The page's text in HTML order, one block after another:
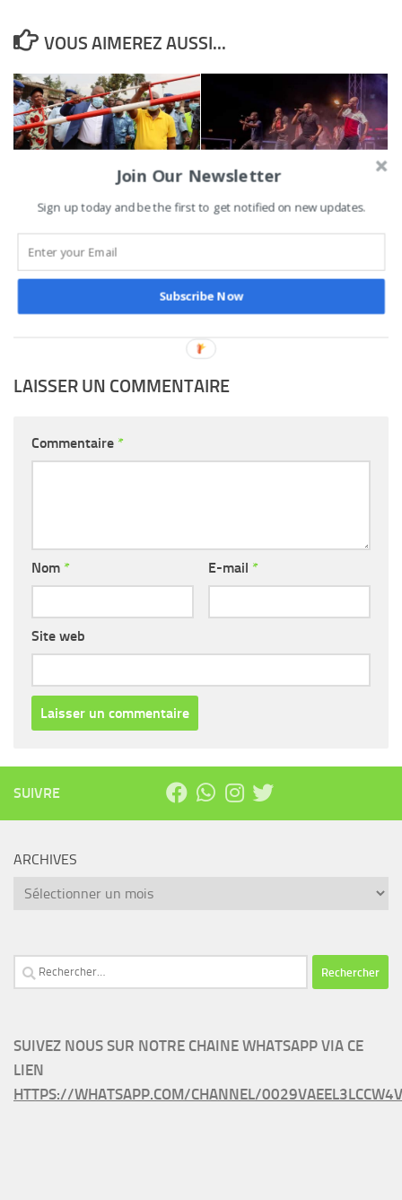
VOUS AIMEREZ AUSSI...
Réforme au niveau des
gares routières à Porto-
Novo : trois anciennes
gares désormais sur un
seul site
28 FÉVRIER 2022
Magic System ouvre le bal
6 MARS 2022
LAISSER UN COMMENTAIRE
Commentaire *
Nom * E-mail *
Site web
SUIVRE
ARCHIVES
Archives
Rechercher :
SUIVEZ NOUS SUR NOTRE CHAINE WHATSAPP VIA CE
LIEN
HTTPS://WHATSAPP.COM/CHANNEL/
Join Our Newsletter
Sign up today and be the first to get notified on new updates.
Subscribe Now